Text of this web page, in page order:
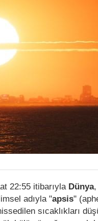
22:55 itibarıyla Dünya,
adıyla "apsis"
sıcaklıkları